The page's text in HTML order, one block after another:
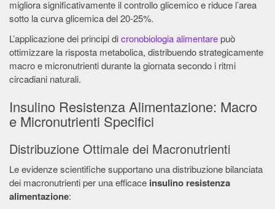
migliora significativamente il controllo glicemico e riduce l’area
sotto la curva glicemica del 20-25%.
L’applicazione dei principi dicronobiologia alimentarepuò
ottimizzare la risposta metabolica, distribuendo strategicamente
macro e micronutrienti durante la giornata secondo i ritmi
circadiani naturali.
Insulino Resistenza Alimentazione: Macro
e Micronutrienti Specifici
Distribuzione Ottimale dei Macronutrienti
Le evidenze scientifiche supportano una distribuzione bilanciata
dei macronutrienti per una efficace insulino resistenza
alimentazione: